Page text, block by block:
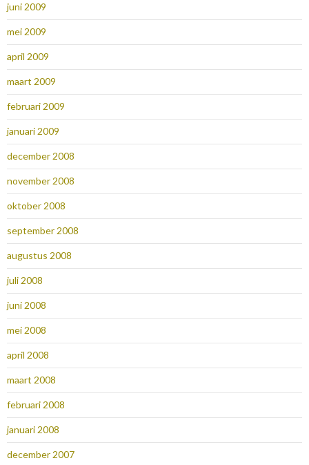
juni 2009
mei 2009
april 2009
maart 2009
februari 2009
januari 2009
december 2008
november 2008
oktober 2008
september 2008
augustus 2008
juli 2008
juni 2008
mei 2008
april 2008
maart 2008
februari 2008
januari 2008
december 2007